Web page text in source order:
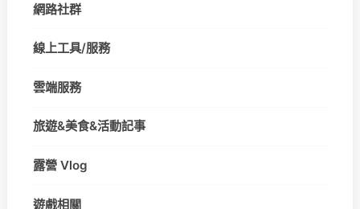
網路社群
線上工具/服務
雲端服務
旅遊&美食&活動記事
露營 Vlog
遊戲相關